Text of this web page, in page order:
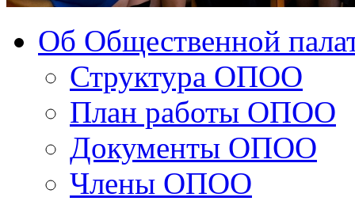
Об Общественной
Структура ОПОО
План работы ОПОО
Документы ОПОО
Члены ОПОО